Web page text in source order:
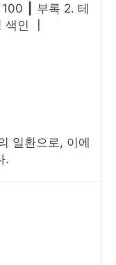
┃ 부록 2. 테
색인 ┃
일환으로, 이에
.